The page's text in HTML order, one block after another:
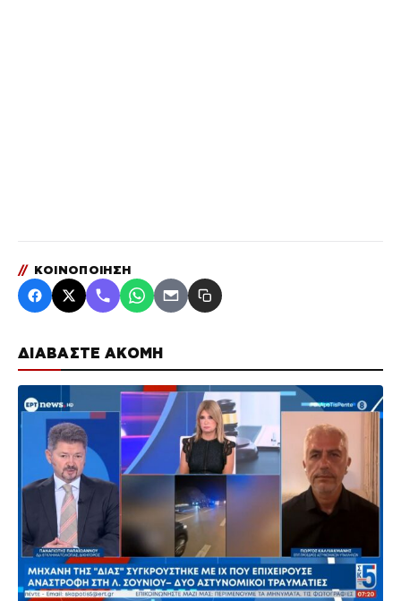
ΔΙΑΒΑΣΤΕ ΑΚΟΜΗ
// ΚΟΙΝΟΠΟΙΗΣΗ